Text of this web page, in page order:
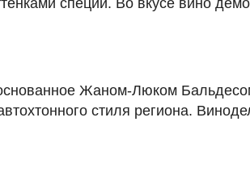
специй. Во вкусе вино
Жаном-Люком
стиля региона.